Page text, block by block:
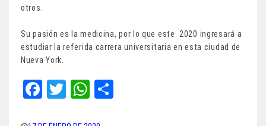
otros.
Su pasión es la medicina, por lo que este 2020 ingresará a
estudiar la referida carrera universitaria en esta ciudad de
Nueva York.
Fa T
W